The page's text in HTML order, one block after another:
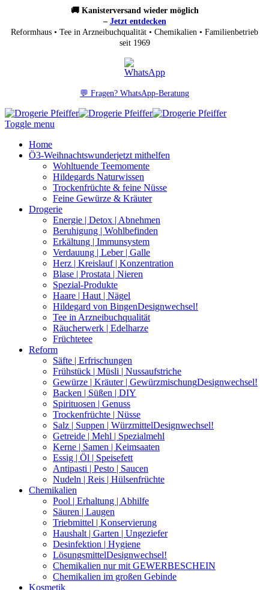
🚚 Kanisterversand wieder möglich
– Jetzt entdecken
Reformhaus • Tee in Arzneibuchqualität • Chemikalien • Familienbetrieb
seit 1969
💬 Fragen? WhatsApp-Beratung
Toggle menu
Home
Ö3-Weihnachtswunderjetzt mithelfen
Wohltuende Teemomente
Hildegards Naturwissen
Trockenfrüchte & feine Nüsse
Feine Gewürze & Kräuter
Drogerie
Energie | Detox | Abnehmen
Beruhigung | Wohlbefinden
Erkältung | Immunsystem
Verdauung | Leber | Galle
Herz | Kreislauf | Konzentration
Blase | Prostata | Nieren
Spezial-Produkte
Haare | Haut | Nägel
Hildegard von BingenDesignwechsel!
Tee in Arzneibuchqualität
Räucherwerk | Edelharze
Früchtetee
Reform
Säfte | Erfrischungen
Frühstück | Müsli | Nussaufstriche
Gewürze | Kräuter | GewürzmischungDesignwechsel!
Backen | Süßen | DIY
Spirituosen | Genuss
Trockenfrüchte | Nüsse
Salz | Suppen | WürzmittelDesignwechsel!
Getreide | Mehl | Spezialmehl
Kerne | Samen | Keimsaaten
Essig | Öl | Speisefett
Antipasti | Pesto | Saucen
Nudeln | Reis | Hülsenfrüchte
Chemikalien
Pool | Erhaltung | Abhilfe
Säuren | Laugen
Triebmittel | Konservierung
Haushalt | Garten | Ungeziefer
Desinfektion | Hygiene
LösungsmittelDesignwechsel!
Chemikalien nur mit GEWERBESCHEIN
Chemikalien im großen Gebinde
Kosmetik